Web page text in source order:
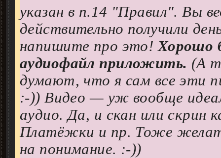
указан в п.14 "Правил". Вы
действительно получили
напишите про это! Хорошо
аудиофайл приложить. (А
думают, что я сам все эти
:-)) Видео — уж вообще
аудио. Да, и скан или скрин
Платёжки и пр. Тоже
на понимание. :-))